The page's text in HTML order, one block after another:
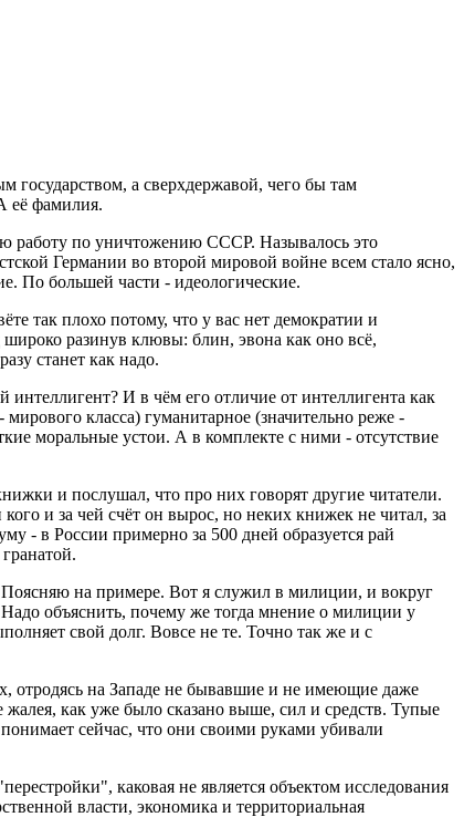
а сверхдержавой, чего бы там
её фамилия.
работу по уничтожению СССР. Называлось это
Германии во второй мировой войне всем стало ясно,
По большей части - идеологические.
так плохо потому, что у вас нет демократии и
разинув клювы: блин, эвона как оно всё,
станет как надо.
интеллигент? И в чём его отличие от интеллигента как
класса) гуманитарное (значительно реже -
моральные устои. А в комплекте с ними - отсутствие
и послушал, что про них говорят другие читатели.
и за чей счёт он вырос, но неких книжек не читал, за
- в России примерно за 500 дней образуется рай
Поясняю на примере. Вот я служил в милиции, и вокруг
объяснить, почему же тогда мнение о милиции у
свой долг. Вовсе не те. Точно так же и с
отродясь на Западе не бывавшие и не имеющие даже
как уже было сказано выше, сил и средств. Тупые
сейчас, что они своими руками убивали
каковая не является объектом исследования
власти, экономика и территориальная